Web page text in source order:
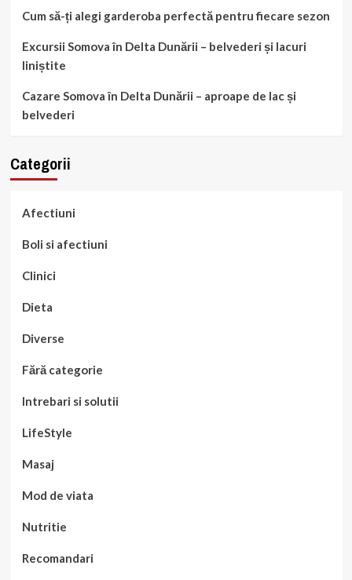
Cum să-ți alegi garderoba perfectă pentru fiecare sezon
Excursii Somova în Delta Dunării – belvederi și lacuri
liniștite
Cazare Somova în Delta Dunării – aproape de lac și
belvederi
Categorii
Afectiuni
Boli si afectiuni
Clinici
Dieta
Diverse
Fără categorie
Intrebari si solutii
LifeStyle
Masaj
Mod de viata
Nutritie
Recomandari